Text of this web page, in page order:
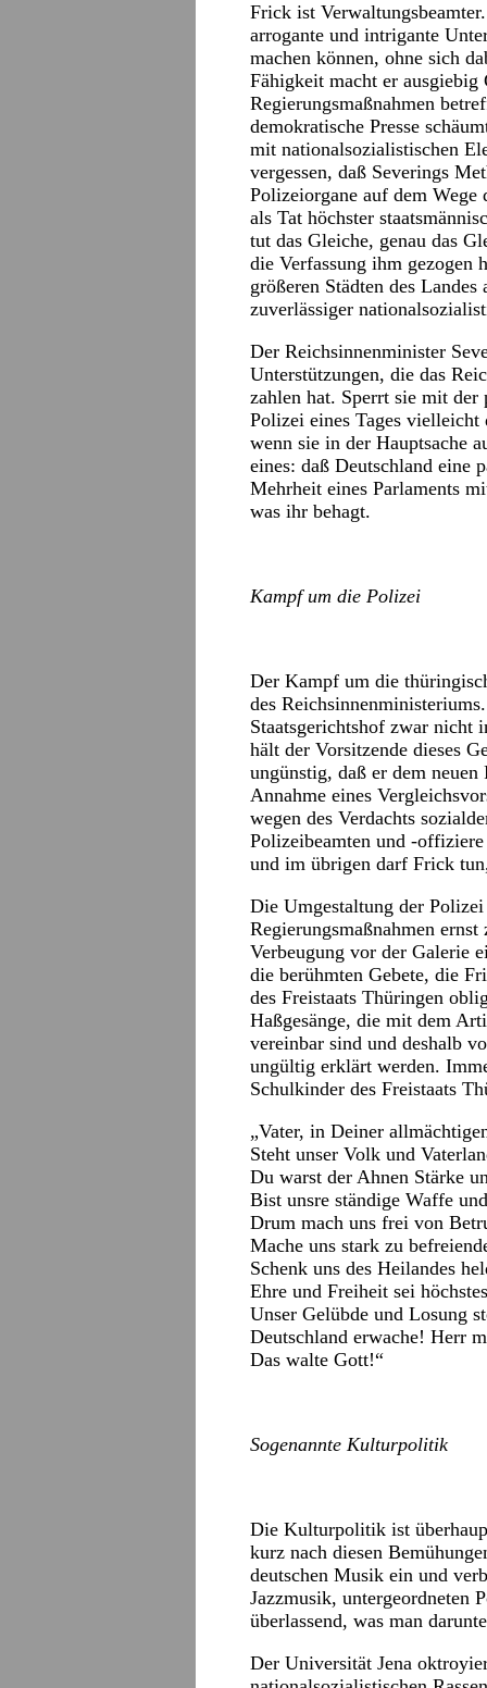
Frick ist
arrogante und intrigante
machen können, ohne sich
Fähigkeit macht er ausgiebig
Regierungsmaßnahmen
demokratische Presse
mit nationalsozialistischen
vergessen, daß Severings
Polizeiorgane auf dem Wege
als Tat höchster
tut das Gleiche, genau das
die Verfassung ihm gezogen
größeren Städten des
zuverlässiger
Der Reichsinnenminister
Unterstützungen, die das
zahlen hat. Sperrt sie mit
Polizei eines Tages vielleicht
wenn sie in der Hauptsache
eines: daß Deutschland eine
Mehrheit eines Parlaments
was ihr behagt.
Kampf um die Polizei
Der Kampf um die
des
Staatsgerichtshof zwar nicht
hält der Vorsitzende dieses
ungünstig, daß er dem
Annahme eines
wegen des Verdachts
Polizeibeamten und -
und im übrigen darf Frick
Die Umgestaltung der
Regierungsmaßnahmen
Verbeugung vor der Galerie
die berühmten Gebete, die
des Freistaats Thüringen
Haßgesänge, die mit dem
vereinbar sind und deshalb
ungültig erklärt werden.
Schulkinder des Freistaats
„Vater, in Deiner
Steht unser Volk und
Du warst der Ahnen Stärke
Bist unsre ständige Waffe
Drum mach uns frei von
Mache uns stark zu
Schenk uns des Heilandes
Ehre und Freiheit sei
Unser Gelübde und Losung
Deutschland erwache! Herr
Das walte Gott!“
Sogenannte Kulturpolitik
Die Kulturpolitik ist
kurz nach diesen
deutschen Musik ein und
Jazzmusik, untergeordneten
überlassend, was man
Der Universität Jena